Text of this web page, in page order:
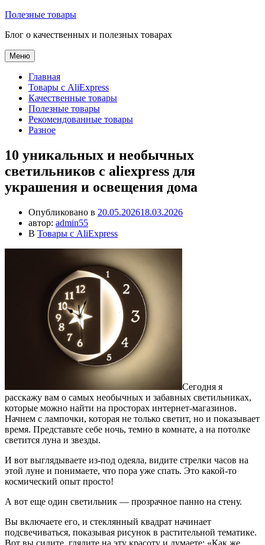
Перейти
содержимому
Полезные товары
Блог о качественных и полезных товарах
Меню
Главная
Товары с AliExpress
Качественные товары
Полезные товары
Рекомендованные товары
Разное
10 уникальных и необычных
светильников с aliexpress для
украшения и освещения дома
Опубликовано в 20.05.202618.03.2026
автор: admin55
В Товары с AliExpress
Сегодня я
расскажу вам о самых необычных и забавных светильниках,
которые можно найти на просторах интернет-магазинов.
Начнем с лампочки, которая не только светит, но и показывает
время. Представьте себе ночь, темно в комнате, а на потолке
светится луна и звезды.
И вот выглядываете из-под одеяла, видите стрелки часов на
этой луне и понимаете, что пора уже спать. Это какой-то
космический опыт просто!
А вот еще один светильник — прозрачное панно на стену.
Вы включаете его, и стеклянный квадрат начинает
подсвечиваться, показывая рисунок в растительной тематике.
Вот вы сидите, глядите на эту красоту и думаете: «Как же